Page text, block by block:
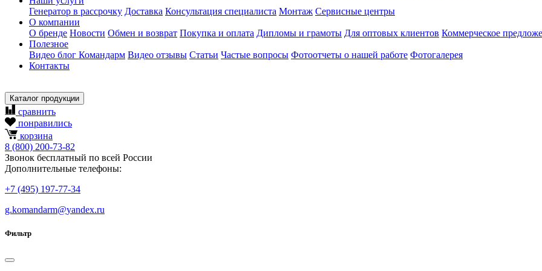
Генератор в рассрочку Доставка Консультация специалиста Монтаж Сервисные центры
О компании
О бренде Новости Обмен и возврат Покупка и оплата Дипломы и грамоты Для оптовых клиентов Коммерческое
Полезное
Видео блог Командарм Видео отзывы Статьи Частые вопросы Фотоотчеты о нашей работе Фотогалерея
Контакты
Каталог продукции
сравнить
понравились
корзина
8 (800) 200-73-82
Звонок бесплатный по всей России
Дополнительные телефоны:
+7 (495) 197-77-34
g.komandarm@yandex.ru
Фильтр